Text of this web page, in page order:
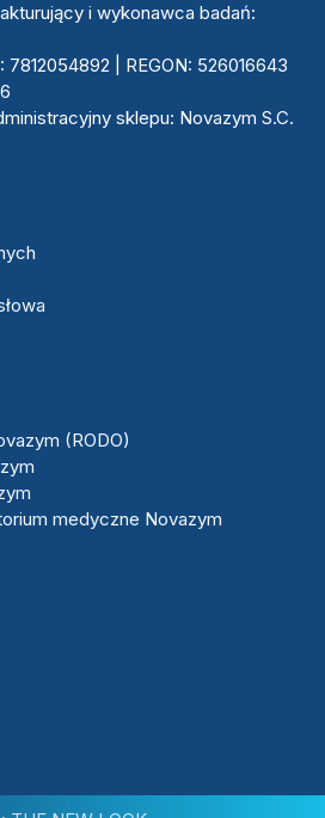
i wykonawca badań:
7812054892 | REGON: 526016643
sklepu: Novazym S.C.
(RODO)
medyczne Novazym